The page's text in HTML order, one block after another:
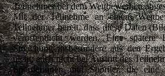
Teilnehmer bei dem Wettbewerben
Mit der Teilnehme an einem
Teilnehmer bereit, dass diese Daten
veröffentlicht werden. Eine spätere
Streichung insbesondere aus den
nicht; auch nicht bei Austritt des
Sportlerinnen und Sportler, die eine